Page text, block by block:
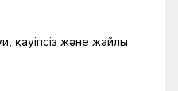
қауіпсіз және жайлы